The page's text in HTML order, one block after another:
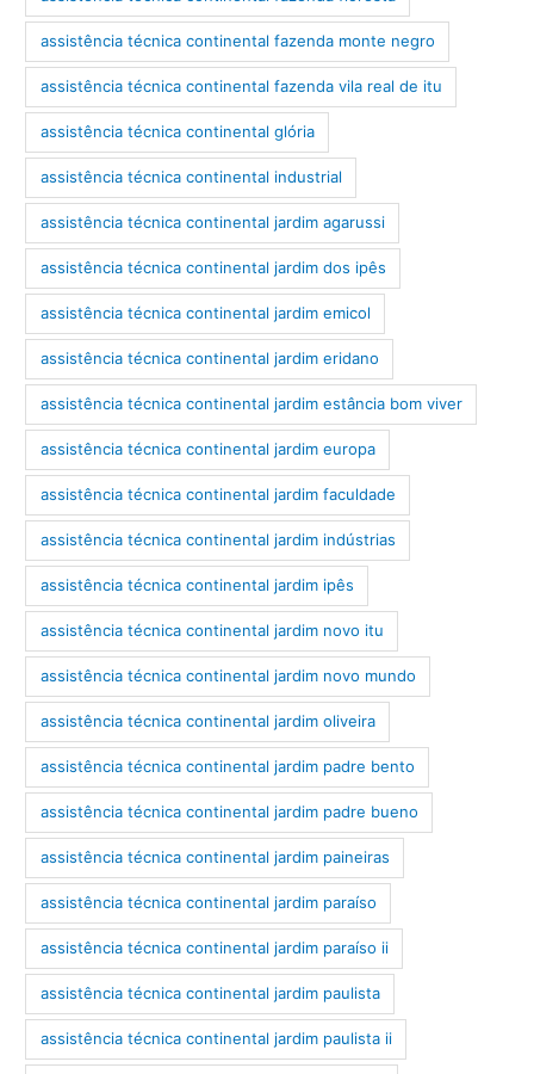
assistência técnica continental fazenda monte negro
assistência técnica continental fazenda vila real de itu
assistência técnica continental glória
assistência técnica continental industrial
assistência técnica continental jardim agarussi
assistência técnica continental jardim dos ipês
assistência técnica continental jardim emicol
assistência técnica continental jardim eridano
assistência técnica continental jardim estância bom viver
assistência técnica continental jardim europa
assistência técnica continental jardim faculdade
assistência técnica continental jardim indústrias
assistência técnica continental jardim ipês
assistência técnica continental jardim novo itu
assistência técnica continental jardim novo mundo
assistência técnica continental jardim oliveira
assistência técnica continental jardim padre bento
assistência técnica continental jardim padre bueno
assistência técnica continental jardim paineiras
assistência técnica continental jardim paraíso
assistência técnica continental jardim paraíso ii
assistência técnica continental jardim paulista
assistência técnica continental jardim paulista ii